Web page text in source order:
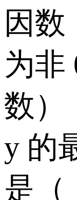
因数
为非
数）
y 的
是（